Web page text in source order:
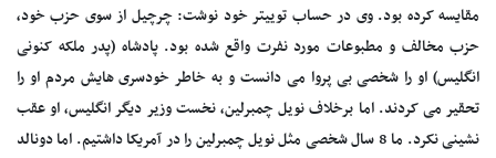
مقایسه کرده بود. وی در حساب توییتر خود نوشت: چرچیل از سوی حزب خود،
حزب مخالف و مطبوعات مورد نفرت واقع شده بود. پادشاه (پدر ملکه کنونی
انگلیس) او را شخصی بی پروا می دانست و به خاطر خودسری هایش مردم او را
تحقیر می کردند. اما برخلاف نویل چمبرلین، نخست وزیر دیگر انگلیس، او عقب
نشینی نکرد. ما 8 سال شخصی مثل نویل چمبرلین را در آمریکا داشتیم. اما دونالد